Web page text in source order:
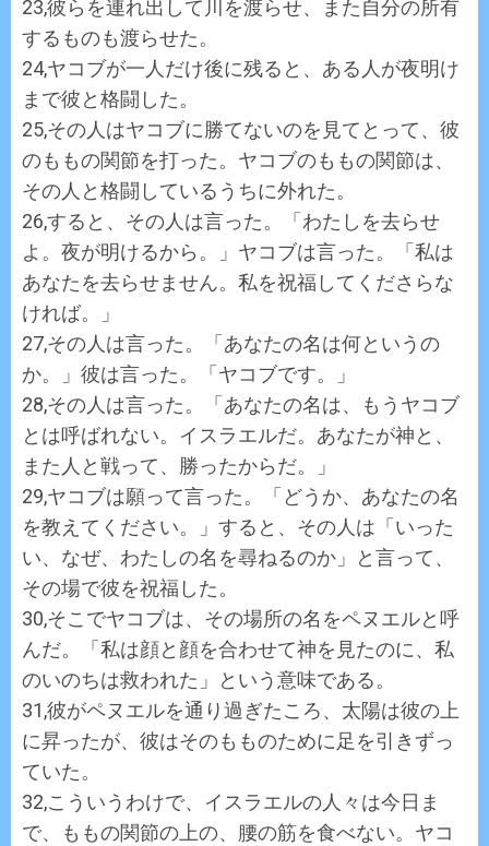
23,彼らを連れ出して川を渡らせ、また自分の所有
するものも渡らせた。
24,ヤコブが一人だけ後に残ると、ある人が夜明け
まで彼と格闘した。
25,その人はヤコブに勝てないのを見てとって、彼
のももの関節を打った。ヤコブのももの関節は、
その人と格闘しているうちに外れた。
26,すると、その人は言った。「わたしを去らせ
よ。夜が明けるから。」ヤコブは言った。「私は
あなたを去らせません。私を祝福してくださらな
ければ。」
27,その人は言った。「あなたの名は何というの
か。」彼は言った。「ヤコブです。」
28,その人は言った。「あなたの名は、もうヤコブ
とは呼ばれない。イスラエルだ。あなたが神と、
また人と戦って、勝ったからだ。」
29,ヤコブは願って言った。「どうか、あなたの名
を教えてください。」すると、その人は「いった
い、なぜ、わたしの名を尋ねるのか」と言って、
その場で彼を祝福した。
30,そこでヤコブは、その場所の名をペヌエルと呼
んだ。「私は顔と顔を合わせて神を見たのに、私
のいのちは救われた」という意味である。
31,彼がペヌエルを通り過ぎたころ、太陽は彼の上
に昇ったが、彼はそのもものために足を引きずっ
ていた。
32,こういうわけで、イスラエルの人々は今日ま
で、ももの関節の上の、腰の筋を食べない。ヤコ